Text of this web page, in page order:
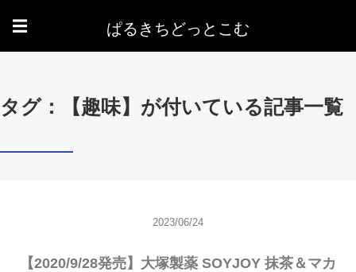
☰ ぱるきちどっとこむ
タグ：【趣味】が付いている記事一覧
2023/06/24
【2020/9/28発売】大塚製薬 SOYJOY 抹茶＆マカ